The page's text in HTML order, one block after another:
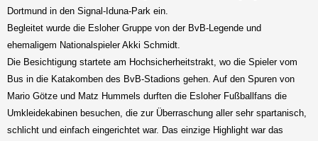
Dortmund in den Signal-Iduna-Park ein.
Begleitet wurde die Esloher Gruppe von der BvB-Legende und
ehemaligem Nationalspieler Akki Schmidt.
Die Besichtigung startete am Hochsicherheitstrakt, wo die Spieler vom
Bus in die Katakomben des BvB-Stadions gehen. Auf den Spuren von
Mario Götze und Matz Hummels durften die Esloher Fußballfans die
Umkleidekabinen besuchen, die zur Überraschung aller sehr spartanisch,
schlicht und einfach eingerichtet war. Das einzige Highlight war das